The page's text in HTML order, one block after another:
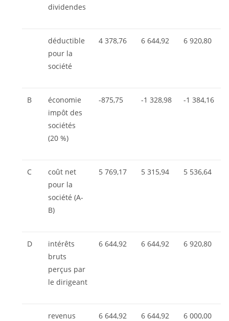
dividendes
déductible
pour la
société
4 378,76 6 644,92 6 920,80
B
économie
impôt des
sociétés
(20 %)
-875,75 -1 328,98 -1 384,16
C
coût net
pour la
société (A-
B)
5 769,17 5 315,94 5 536,64
D
intérêts
bruts
perçus par
le dirigeant
6 644,92 6 644,92 6 920,80
revenus
6 644,92 6 644,92 6 000,00